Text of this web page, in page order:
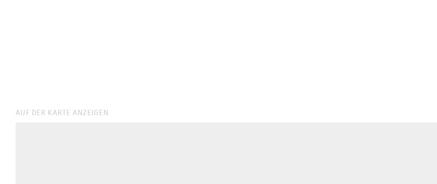
AUF DER KARTE ANZEIGEN